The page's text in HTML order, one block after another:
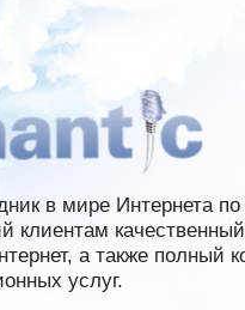
в мире Интернета
клиентам
а также полный
услуг.